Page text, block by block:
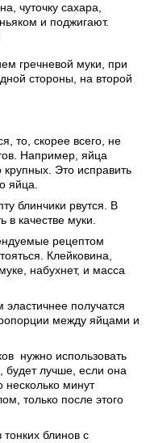
чуточку сахара,
и поджигают.
гречневой муки, при
стороны, на второй
то, скорее всего, не
Например, яйца
крупных. Это исправить
яйца.
блинчики рвутся. В
качестве муки.
рецептом
Клейковина,
набухнет, и масса
получатся
между яйцами и
нужно использовать
будет лучше, если она
несколько минут
только после этого
блинов с